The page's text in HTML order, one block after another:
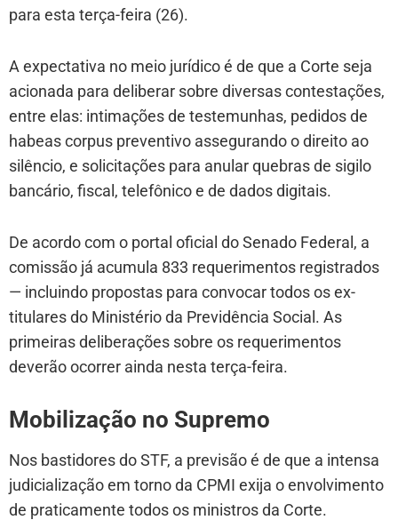
para esta terça-feira (26).
A expectativa no meio jurídico é de que a Corte seja
acionada para deliberar sobre diversas contestações,
entre elas: intimações de testemunhas, pedidos de
habeas corpus preventivo assegurando o direito ao
silêncio, e solicitações para anular quebras de sigilo
bancário, fiscal, telefônico e de dados digitais.
De acordo com o portal oficial do Senado Federal, a
comissão já acumula 833 requerimentos registrados
— incluindo propostas para convocar todos os ex-
titulares do Ministério da Previdência Social. As
primeiras deliberações sobre os requerimentos
deverão ocorrer ainda nesta terça-feira.
Mobilização no Supremo
Nos bastidores do STF, a previsão é de que a intensa
judicialização em torno da CPMI exija o envolvimento
de praticamente todos os ministros da Corte.